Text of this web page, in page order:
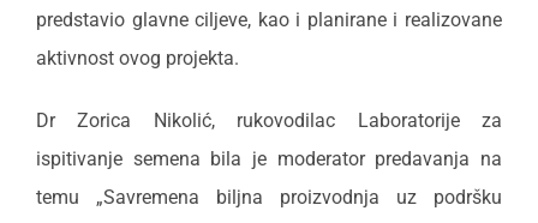
predstavio glavne ciljeve, kao i planirane i realizovane
aktivnost ovog projekta.
Dr Zorica Nikolić, rukovodilac Laboratorije za
ispitivanje semena bila je moderator predavanja na
temu „Savremena biljna proizvodnja uz podršku